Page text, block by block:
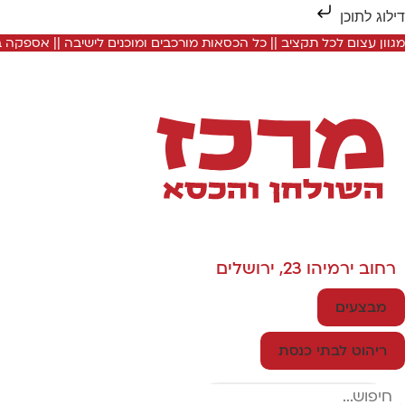
דילוג לתוכן
מגוון עצום לכל תקציב || כל הכסאות מורכבים ומוכנים לישיבה ||
רחוב ירמיהו 23, ירושלים
מבצעים
ריהוט לבתי כנסת
Search